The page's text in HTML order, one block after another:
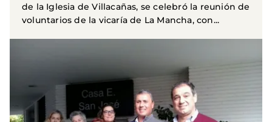
de la Iglesia de Villacañas, se celebró la reunión de
voluntarios de la vicaría de La Mancha, con...